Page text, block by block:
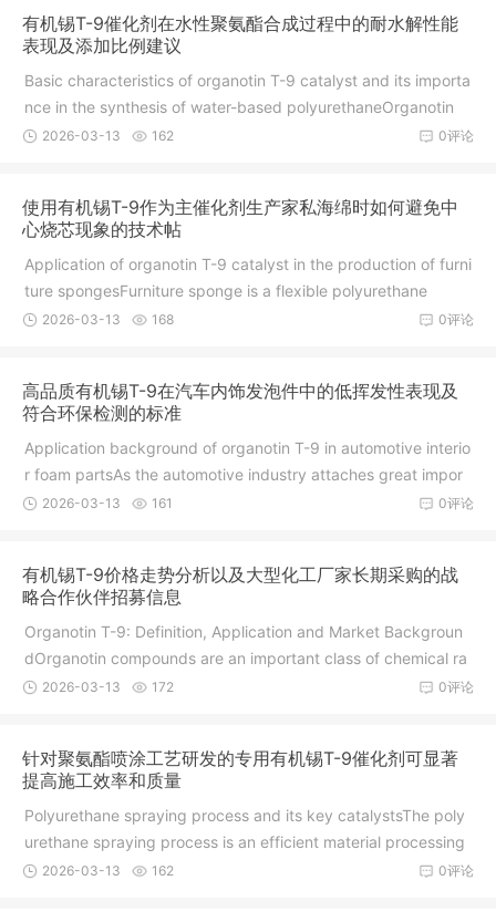
有机锡T-9催化剂在水性聚氨酯合成过程中的耐水解性能
表现及添加比例建议
Basic characteristics of organotin T-9 catalyst and its importa
nce in the synthesis of water-based polyurethaneOrganotin
0评论
2026-03-13 162
使用有机锡T-9作为主催化剂生产家私海绵时如何避免中
心烧芯现象的技术帖
Application of organotin T-9 catalyst in the production of furni
ture spongesFurniture sponge is a flexible polyurethane
0评论
2026-03-13 168
高品质有机锡T-9在汽车内饰发泡件中的低挥发性表现及
符合环保检测的标准
Application background of organotin T-9 in automotive interio
r foam partsAs the automotive industry attaches great impor
0评论
2026-03-13 161
有机锡T-9价格走势分析以及大型化工厂家长期采购的战
略合作伙伴招募信息
Organotin T-9: Definition, Application and Market Backgroun
dOrganotin compounds are an important class of chemical ra
w m
0评论
2026-03-13 172
针对聚氨酯喷涂工艺研发的专用有机锡T-9催化剂可显著
提高施工效率和质量
Polyurethane spraying process and its key catalystsThe poly
urethane spraying process is an efficient material processing
0评论
2026-03-13 162